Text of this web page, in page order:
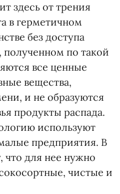
здесь от трения
в герметичном
без доступа
полученном по такой
все ценные
вещества,
и не образуются
продукты распада.
используют
предприятия. В
что для нее нужно
чистые и